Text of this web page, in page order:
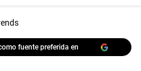
fuente preferida en